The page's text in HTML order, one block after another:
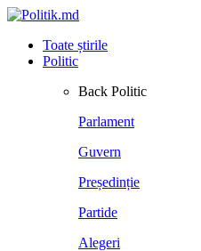
Toate știrile
Politic
Back Politic
Parlament
Guvern
Președinție
Partide
Alegeri